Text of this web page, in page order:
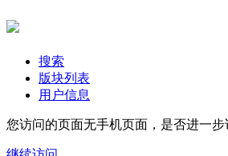
搜索
版块列表
用户信息
您访问的页面无手机页面，是否进一步